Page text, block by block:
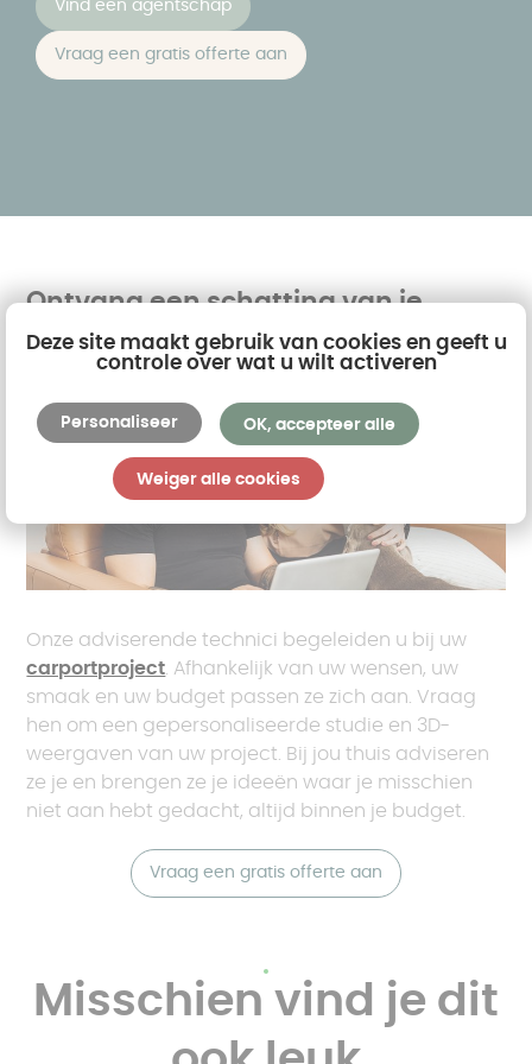
Vind een agentschap
Vraag een gratis offerte aan
Ontvang een schatting van je
project!
Onze adviserende technici begeleiden u bij uw
carportproject . Afhankelijk van uw wensen, uw
smaak en uw budget passen ze zich aan. Vraag
hen om een gepersonaliseerde studie en 3D-
weergaven van uw project. Bij jou thuis adviseren
ze je en brengen ze je ideeën waar je misschien
niet aan hebt gedacht, altijd binnen je budget.
Vraag een gratis offerte aan
Misschien vind je dit
Deze site maakt gebruik van cookies en geeft u
controle over wat u wilt activeren
OK, accepteer alle
Weiger alle cookies
Personaliseer